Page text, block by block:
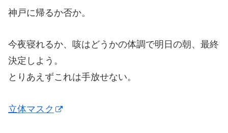
神戸に帰るか否か。
今夜寝れるか、咳はどうかの体調で明日の朝、最終
決定しよう。
とりあえずこれは手放せない。
立体マスク